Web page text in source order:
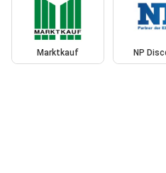
Marktkauf NP